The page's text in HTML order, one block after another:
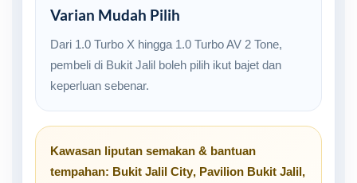
Varian Mudah Pilih
Dari 1.0 Turbo X hingga 1.0 Turbo AV 2 Tone,
pembeli di Bukit Jalil boleh pilih ikut bajet dan
keperluan sebenar.
Kawasan liputan semakan & bantuan
tempahan: Bukit Jalil City, Pavilion Bukit Jalil,